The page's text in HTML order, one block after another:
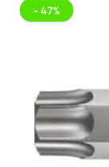
- 47%